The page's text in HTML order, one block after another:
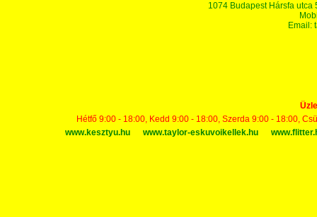
1074 Budapest Hársfa utca
Email:
Hétfő 9:00 - 18:00, Kedd 9:00 - 18:00, Szerda 9:00 - 18:00,
www.kesztyu.hu
www.taylor-eskuvoikellek.hu